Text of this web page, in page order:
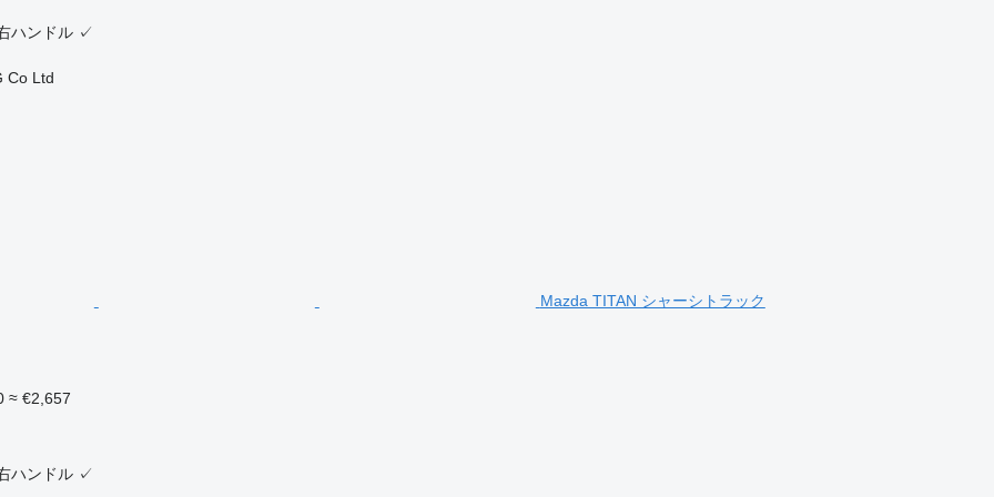
ハンドル ✓
Co Ltd
Mazda TITAN シャーシトラック
≈ €2,657
ハンドル ✓